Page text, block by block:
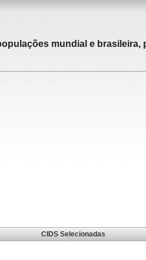
mundial e brasileira,
CIDS Selecionadas